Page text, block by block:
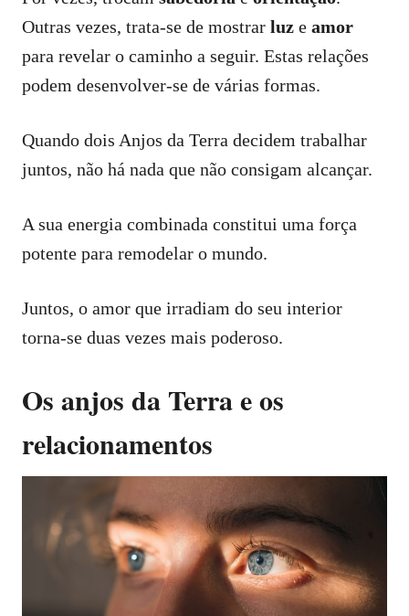
Outras vezes, trata-se de mostrar luz e amor
para revelar o caminho a seguir. Estas relações
podem desenvolver-se de várias formas.
Quando dois Anjos da Terra decidem trabalhar
juntos, não há nada que não consigam alcançar.
A sua energia combinada constitui uma força
potente para remodelar o mundo.
Juntos, o amor que irradiam do seu interior
torna-se duas vezes mais poderoso.
Os anjos da Terra e os
relacionamentos